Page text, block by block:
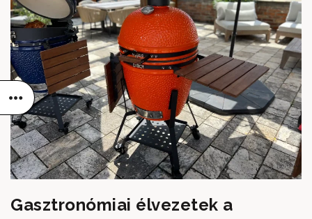
Gasztronómiai élvezetek a